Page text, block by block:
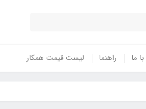
ما راهنما لیست قیمت همکار